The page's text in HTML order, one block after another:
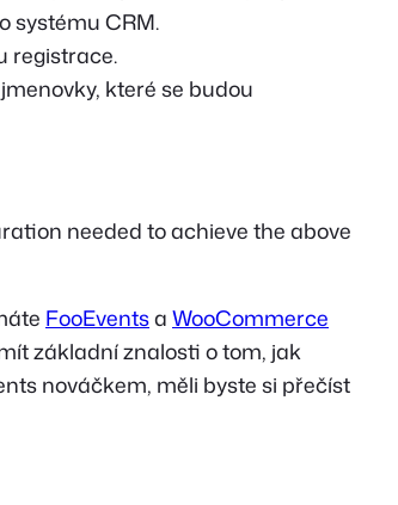
systému CRM.
registrace.
které se budou
needed to achieve the above
FooEventsa WooCommerce
základní znalosti o tom, jak
nováčkem, měli byste si přečíst